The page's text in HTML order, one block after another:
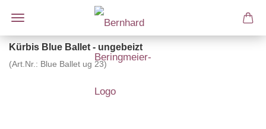
Kürbis Blue Ballet - ungebeizt
(Art.Nr.: Blue Ballet ug 23)